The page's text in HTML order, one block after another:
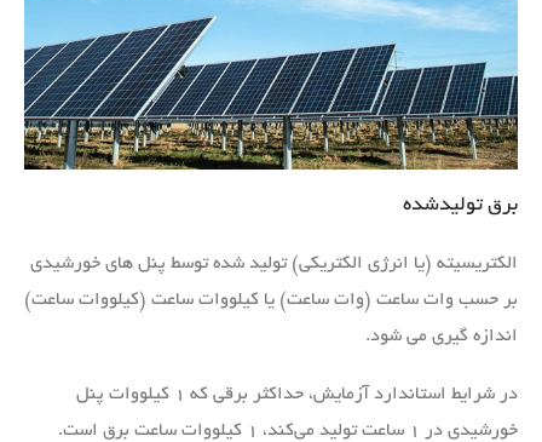
برق تولیدشده
الکتریسیته (یا انرژی الکتریکی) تولید شده توسط پنل های خورشیدی
بر حسب وات ساعت (وات ساعت) یا کیلووات ساعت (کیلووات ساعت)
اندازه گیری می شود.
در شرایط استاندارد آزمایش، حداکثر برقی که ۱ کیلووات پنل
خورشیدی در ۱ ساعت تولید می‌کند، ۱ کیلووات ساعت برق است.